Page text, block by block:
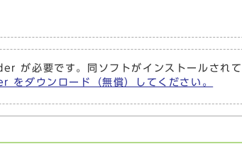
必要です。同ソフトがインストールされて
ウンロード（無償）してください。